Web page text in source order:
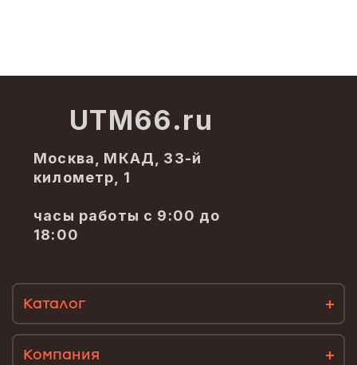
UTM66.ru
Москва, МКАД, 33-й
километр, 1
часы работы с 9:00 до
18:00
Каталог
Компания